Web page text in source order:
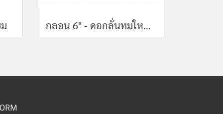
กลอน 6" - ดอกลั่นทมใหญ่กลีบซ้อน